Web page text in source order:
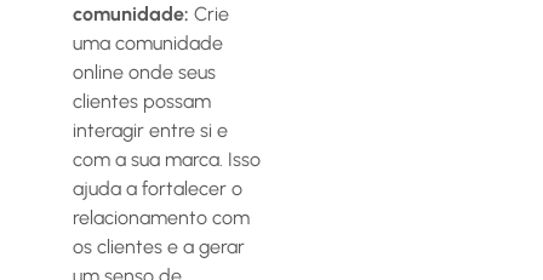
comunidade: Crie
uma comunidade
online onde seus
clientes possam
interagir entre si e
com a sua marca. Isso
ajuda a fortalecer o
relacionamento com
os clientes e a gerar
um senso de